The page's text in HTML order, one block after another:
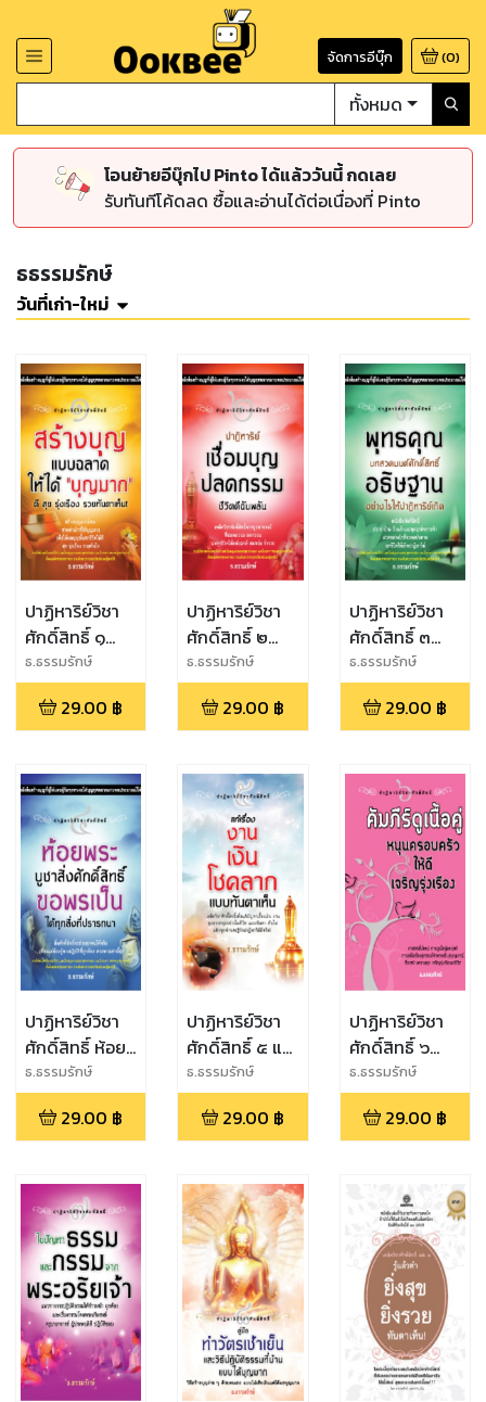
จัดการอีบุ๊ก (0)
ทั้งหมด
โอนย้ายอีบุ๊กไป Pinto ได้แล้ววันนี้ กดเลย
รับทันทีโค้ดลด ซื้อและอ่านได้ต่อเนื่องที่ Pinto
ธธรรมรักษ์
วันที่เก่า-ใหม่
ปาฏิหาริย์วิชา
ศักดิ์สิทธิ์ ๑
สร้างบุญแบบ
ฉลาดให้ได้
"บุญมาก" ดี
ทันตาเห็น
ธ.ธรรมรักษ์
29.00 ฿
ปาฏิหาริย์วิชา
ศักดิ์สิทธิ์ ๒
ปาฏิหาริย์เชื่อม
บุญปลดกรรม
ชีวิตดีฉับพลัน
ธ.ธรรมรักษ์
29.00 ฿
ปาฏิหาริย์วิชา
ศักดิ์สิทธิ์ ๓
พุทธคุณบท
สวดมนต์
ศักดิ์สิทธิ์ อธิ
ปาฏิหาริย์เกิด
ธ.ธรรมรักษ์
29.00 ฿
ปาฏิหาริย์วิชา
ศักดิ์สิทธิ์ ห้อย
พระบูชาสิ่ง
ศักดิ์สิทธิ์ขอพร
เป็น ได้ทุกสิ่งที่
ธ.ธรรมรักษ์
29.00 ฿
ปาฏิหาริย์วิชา
ศักดิ์สิทธิ์ ๕ แก้
เรื่องงาน เงิน
โชคลาภ แบบ
ทันตาเห็น
ธ.ธรรมรักษ์
29.00 ฿
ปาฏิหาริย์วิชา
ศักดิ์สิทธิ์ ๖
คัมภีร์ดูเนื้อคู่
หนุนครอบครัว
ให้ดี เจริญ
ธ.ธรรมรักษ์
29.00 ฿